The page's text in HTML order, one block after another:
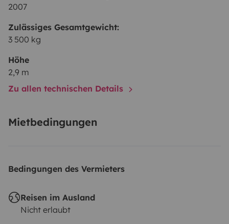
2007
Zulässiges Gesamtgewicht:
3 500 kg
Höhe
2,9 m
Zu allen technischen Details
Mietbedingungen
Bedingungen des Vermieters
Reisen im Ausland
Nicht erlaubt